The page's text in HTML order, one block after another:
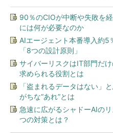
90％のCIOが中断や失敗を
には何が必要なのか
AIエージェント本番導入約5
「8つの設計原則」
サイバーリスクはIT部門だ
求められる役割とは
「盗まれるデータはない」
がちな“あれ”とは
急速に広がるシャドーAIの
つの対策とは？